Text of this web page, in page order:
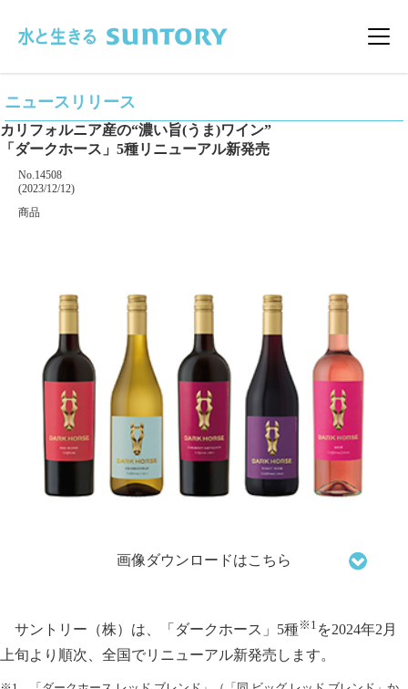
メ
ニュースリリース
カリフォルニア産の“濃い旨(うま)ワイン”
「ダークホース」5種リニューアル新発売
掲載番号
No.14508
掲載日
(2023/12/12)
カテゴリー
商品
画像ダウンロードはこちら
サントリー（株）は、「ダークホース」5種※1 を2024年2月
上旬より順次、全国でリニューアル新発売します。